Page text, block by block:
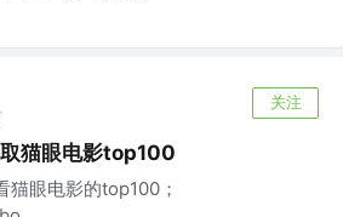
关注
猫眼电影top100
猫眼电影的top100；